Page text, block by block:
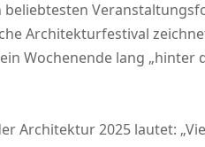
beliebtesten
Architekturfestival
Wochenende lang „hinter
Architektur 2025 lautet: